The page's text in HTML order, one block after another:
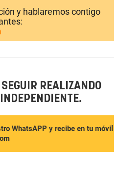
y hablaremos contigo
REALIZANDO
WhatsAPP y recibe en tu móvil